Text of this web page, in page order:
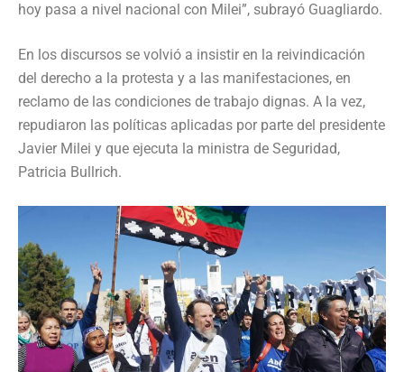
hoy pasa a nivel nacional con Milei”, subrayó Guagliardo.
En los discursos se volvió a insistir en la reivindicación
del derecho a la protesta y a las manifestaciones, en
reclamo de las condiciones de trabajo dignas. A la vez,
repudiaron las políticas aplicadas por parte del presidente
Javier Milei y que ejecuta la ministra de Seguridad,
Patricia Bullrich.